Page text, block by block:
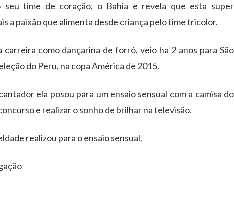
seu time de coração, o Bahia e revela que esta super
a paixão que alimenta desde criança pelo time tricolor.
como dançarina de forró, veio ha 2 anos para São
do Peru, na copa América de 2015.
ela posou para um ensaio sensual com a camisa do
e realizar o sonho de brilhar na televisão.
realizou para o ensaio sensual.